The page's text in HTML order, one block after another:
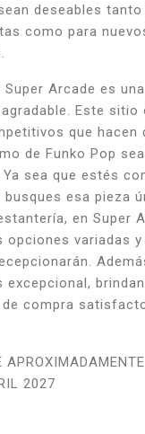
deseables tanto
como para
Super Arcade es
Este sitio
que hacen
de Funko Pop
sea que estés
esa pieza
en Super
opciones variadas
excepcional,
de compra
APROXIMADAMENTE
2027